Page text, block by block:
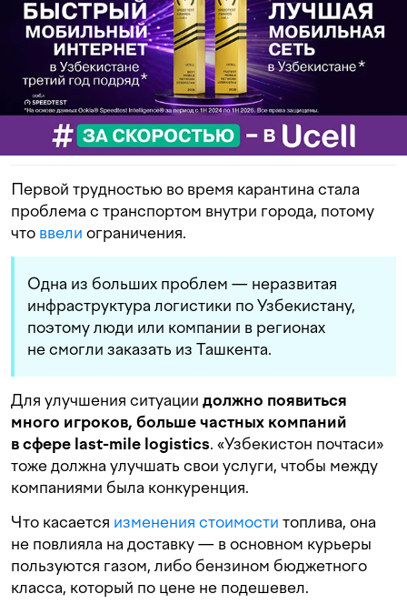
Первой трудностью во время карантина стала
проблема с транспортом внутри города, потому
что ввели ограничения.
Одна из больших проблем — неразвитая
инфраструктура логистики по Узбекистану,
поэтому люди или компании в регионах
не смогли заказать из Ташкента.
Для улучшения ситуации должно появиться
много игроков, больше частных компаний
в сфере last-mile logistics. «Узбекистон почтаси»
тоже должна улучшать свои услуги, чтобы между
компаниями была конкуренция.
Что касается изменения стоимости топлива, она
не повлияла на доставку — в основном курьеры
пользуются газом, либо бензином бюджетного
класса, который по цене не подешевел.